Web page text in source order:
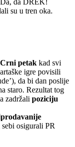
da DREK!
su u tren oka.
Crni petak kad svi
igre povisili
da bi dan poslije
staro. Rezultat tog
zadržali poziciju
sebi osigurali PR